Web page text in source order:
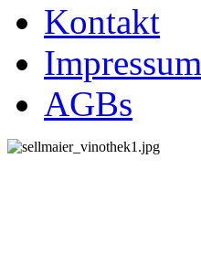
Kontakt
Impressum
AGBs